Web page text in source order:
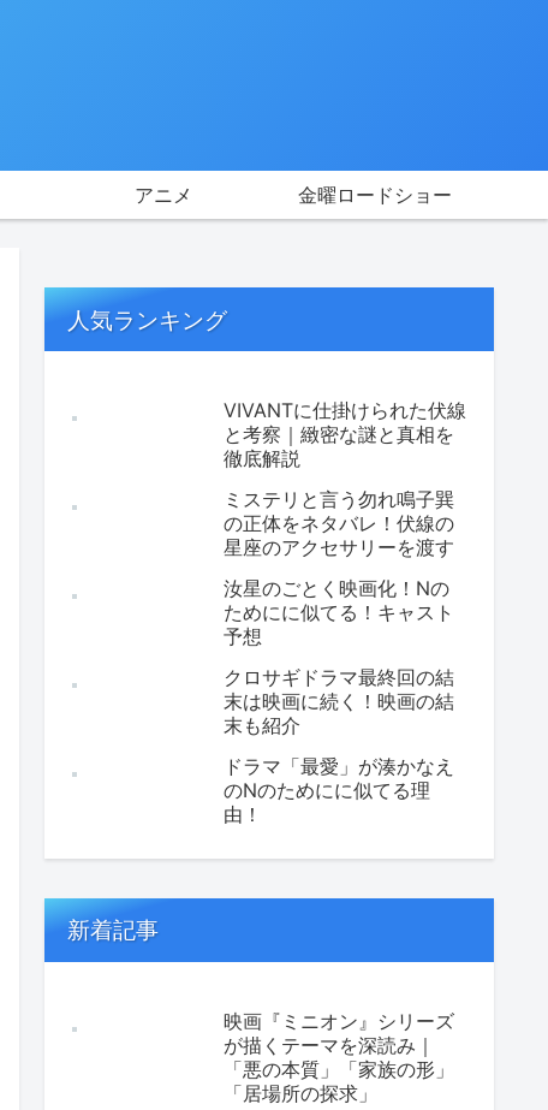
アニメ 金曜ロードショー
人気ランキング
VIVANTに仕掛けられた伏線
と考察｜緻密な謎と真相を
徹底解説
ミステリと言う勿れ鳴子巽
の正体をネタバレ！伏線の
星座のアクセサリーを渡す
汝星のごとく映画化！Nの
ためにに似てる！キャスト
予想
クロサギドラマ最終回の結
末は映画に続く！映画の結
末も紹介
ドラマ「最愛」が湊かなえ
のNのためにに似てる理
由！
新着記事
映画『ミニオン』シリーズ
が描くテーマを深読み｜
「悪の本質」「家族の形」
「居場所の探求」